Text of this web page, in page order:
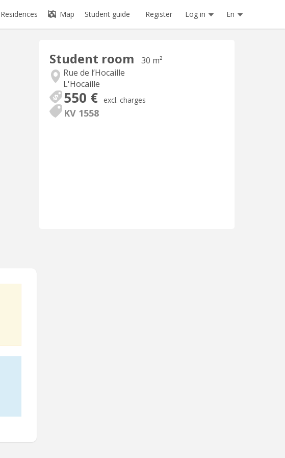
Residences Map Student guide Register Log in En
Student room
30 m²
Rue de l’Hocaille
L'Hocaille
550 € excl. charges
KV 1558